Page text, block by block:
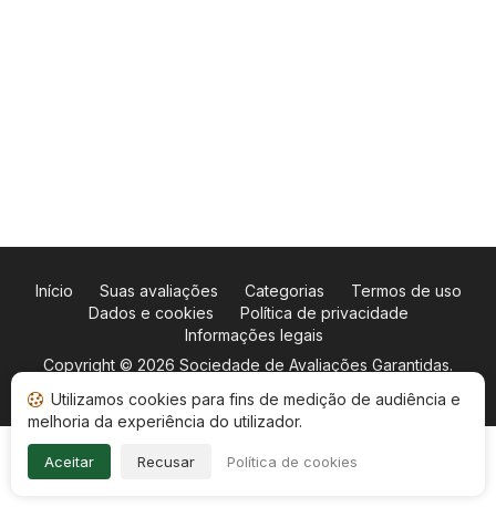
Início Suas avaliações Categorias
Termos de uso
Dados e cookies
Política de privacidade
Informações legais
Copyright © 2026 Sociedade de Avaliações Garantidas.
Utilizamos cookies para fins de medição de audiência e
melhoria da experiência do utilizador.
Aceitar Recusar Política de cookies